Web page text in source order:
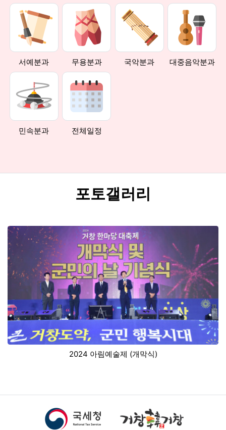
서예분과 무용분과 국악분과 대중음악분과
민속분과 전체일정
포토갤러리
2024 아림예술제 (개막식)